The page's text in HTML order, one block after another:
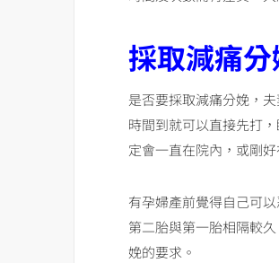
採取減痛
是否要採取減痛分娩，
時間到就可以直接先打
定會一直在院內，或剛
有孕婦產前覺得自己可
第二胎與第一胎相隔較
娩的要求。